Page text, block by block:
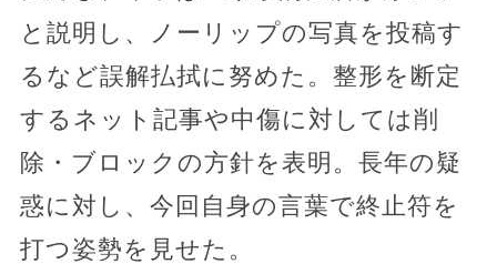
と説明し、ノーリップの写真を投稿す
るなど誤解払拭に努めた。整形を断定
するネット記事や中傷に対しては削
除・ブロックの方針を表明。長年の疑
惑に対し、今回自身の言葉で終止符を
打つ姿勢を見せた。